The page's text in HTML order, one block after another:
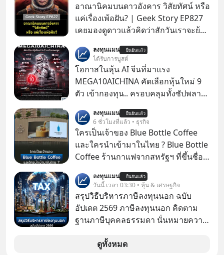
อาณานิคมบนดาวอังคาร วิสัยทัศน์ หรือ
แค่เรื่องเพ้อฝัน? | Geek Story EP827
เคยมองดูดาวแล้วคิดว่าสักวันเราจะย้าย
หรือ Jeff Bezos บอกไว้หรือเปล่า ภาพ
ฝันที่มหาเศรษฐีซิลิคอนแวลลีย์วาดไว้ว่า
มนุษย์นับล้านจะไปสร้างอาณานิคม
ใหม่ ล้อมรอบด้วยเทคโนโลยีสุดล้ำ อาจ
จะฟังดูน่าตื่นเต้น แต่ความจริงที่ถูกซ่อน
ไว้ใต้พรมคือ ดาวอังคารเป็นเพียงนรกที่
เต็มไปด้วยรังสีมรณะและฝุ่นพิษ แล้ว
ทำไมบรรดาผู้นำเทคโนโลยีถึงยัง
พยายามหลอกขายฝันลมๆ แล้งๆ นี้ให้
กับคนทั้งโลก พวกเขากำลังซ่อนความ
ลับอะไรไว้เบื้องหลังโปรเจกต์อวกาศที่
ผลาญทรัพยากรมหาศาล วันนี้เราจะมา
กะเทาะเปลือกความลวงโลกนี้กัน ใครที่
คิดว่าอนาคตของมนุษยชาติอยู่บนดาว
ดวงอื่น เลือกฟังกันได้เลยนะครับ อย่า
Geek Forever’s Podcast ของผมกัน
ลงทุนแมน ยืนยันแล้ว
ได้รับการบูสต์
โอกาสในหุ้น AI จีนที่มาแรง
MEGA10AICHINA คัดเลือกหุ้นใหม่ 9
ตัว เข้ากองทุน.. ครอบคลุมทั้งซัปพลาย
โปรโมชัน ลด 50% ค่าธรรมเนียมซื้อ |
ยอด 2 ล้านบาทขึ้นไป ฟรีค่าธรรมเนียม
ซื้อ
ลงทุนแมน ยืนยันแล้ว
6 ชั่วโมงที่แล้ว • ธุรกิจ
ใครเป็นเจ้าของ Blue Bottle Coffee
และใครนำเข้ามาในไทย ? Blue Bottle
Coffee ร้านกาแฟจากสหรัฐฯ ที่ขึ้นชื่อ
แรกในประเทศไทย ที่ Central Park
ลงทุนแมน ยืนยันแล้ว
วันนี้ เวลา 03:30 • หุ้น & เศรษฐกิจ
สรุปวิธีบริหารภาษีลงทุนนอก ฉบับ
อัปเดต 2569 ภาษีลงทุนนอก คิดตาม
ฐานภาษีบุคคลธรรมดา นั่นหมายความ
ดูทั้งหมด